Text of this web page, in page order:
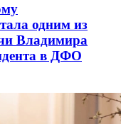
одним из
Владимира
в ДФО